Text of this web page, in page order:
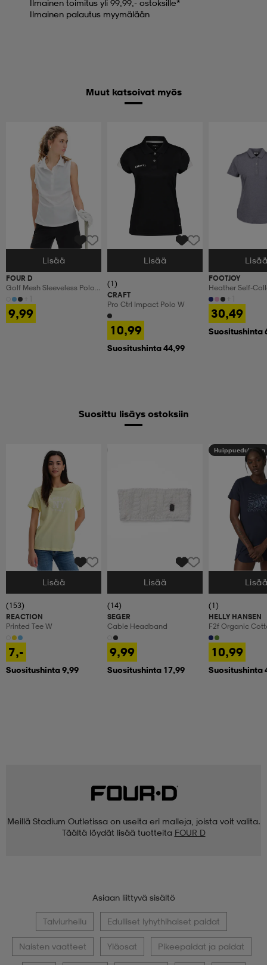
Ilmainen toimitus yli 99,99,- ostoksille*
Ilmainen palautus myymälään
Muut katsoivat myös
Valitse Koko
Lisää
FOUR D
Golf Mesh Sleeveless Polo
W
9,99
Valitse Koko
Lisää
(1)
CRAFT
Pro Ctrl Impact Polo W
10,99
Suositushinta 44,99
Valitse Koko
FOOTJOY
Heather Self-
30,49
Suositushinta
Suosittu lisäys ostoksiin
Valitse Koko
Lisää
(153)
REACTION
Printed Tee W
7,-
Suositushinta 9,99
Valitse Koko
Lisää
(14)
SEGER
Cable Headband
9,99
Suositushinta 17,99
Huippuedullinen
Valitse Koko
(1)
HELLY HANSEN
F2f Organic
10,99
Suositushinta
Meillä Stadium Outletissa on useita eri malleja, joista voit valita.
Täältä löydät lisää tuotteita FOUR D
Asiaan liittyvä sisältö
Talviurheilu Edulliset lyhythihaiset paidat
Naisten vaatteet Yläosat Pikeepaidat ja paidat